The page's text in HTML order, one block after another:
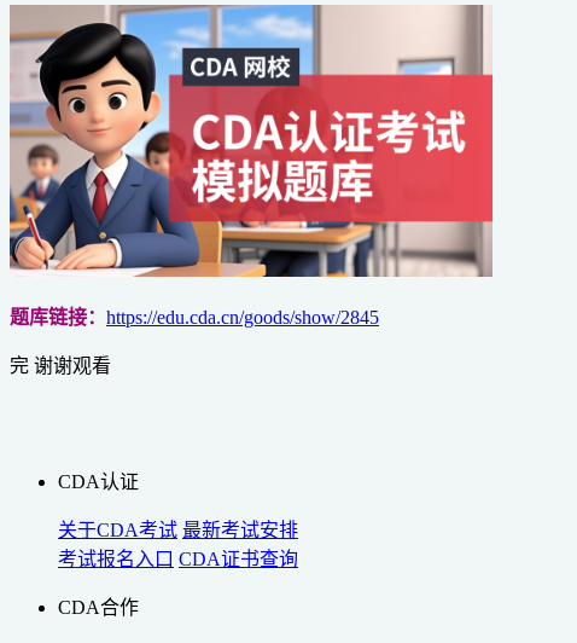
题库链接： https://edu.cda.cn/goods/show/2845
完 谢谢观看
CDA认证
关于CDA考试 最新考试安排
考试报名入口 CDA证书查询
CDA合作